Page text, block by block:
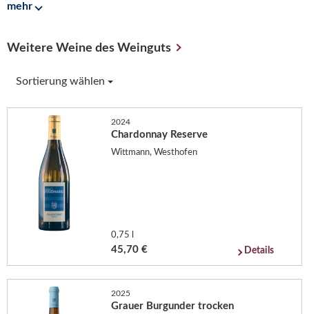
mehr
Weitere Weine des Weinguts
Sortierung wählen
2024
Chardonnay Reserve
Wittmann, Westhofen
0,75 l
45,70 € Details
2025
Grauer Burgunder trocken